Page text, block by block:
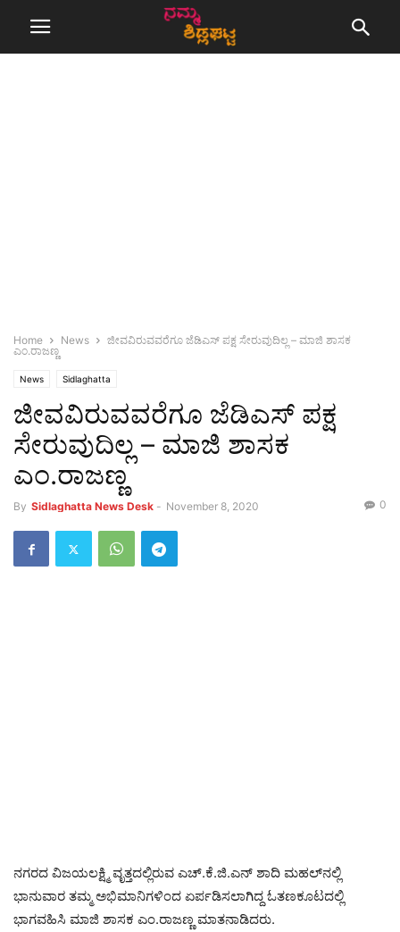
Home News
ಜೀವವಿರುವವರೆಗೂ ಜೆಡಿಎಸ್ ಪಕ್ಷ ಸೇರುವುದಿಲ್ಲ – ಮಾಜಿ ಶಾಸಕ
ಎಂ.ರಾಜಣ್ಣ
News Sidlaghatta
ಜೀವವಿರುವವರೆಗೂ ಜೆಡಿಎಸ್ ಪಕ್ಷ
ಸೇರುವುದಿಲ್ಲ – ಮಾಜಿ ಶಾಸಕ
ಎಂ.ರಾಜಣ್ಣ
By Sidlaghatta News Desk - November 8, 2020 0
ನಗರದ ವಿಜಯಲಕ್ಷ್ಮಿ ವೃತ್ತದಲ್ಲಿರುವ ಎಚ್.ಕೆ.ಜಿ.ಎನ್ ಶಾದಿ ಮಹಲ್‌ನಲ್ಲಿ
ಭಾನುವಾರ ತಮ್ಮ ಅಭಿಮಾನಿಗಳಿಂದ ಏರ್ಪಡಿಸಲಾಗಿದ್ದ ಓತಣಕೂಟದಲ್ಲಿ
ಭಾಗವಹಿಸಿ ಮಾಜಿ ಶಾಸಕ ಎಂ.ರಾಜಣ್ಣ ಮಾತನಾಡಿದರು.